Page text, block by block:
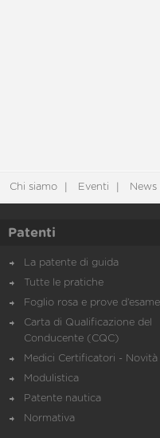
Chi siamo Eventi News
Patenti
La patente di guida
Tutte le pratiche
Foglio rosa e prove d’esame
Carta di Qualificazione del
Conducente (CQC)
Medici Certificatori - Novità
Modulistica
Patente nautica
Normativa